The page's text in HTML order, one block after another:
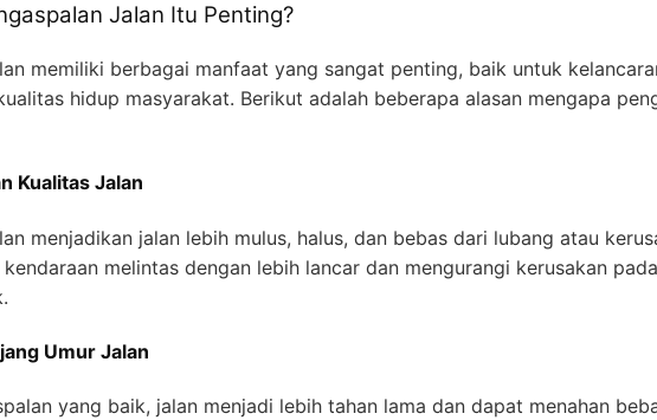
Jalan Itu Penting?
memiliki berbagai manfaat yang sangat penting, baik untuk
hidup masyarakat. Berikut adalah beberapa alasan mengapa
Kualitas Jalan
menjadikan jalan lebih mulus, halus, dan bebas dari lubang atau
melintas dengan lebih lancar dan mengurangi kerusakan
Umur Jalan
yang baik, jalan menjadi lebih tahan lama dan dapat menahan